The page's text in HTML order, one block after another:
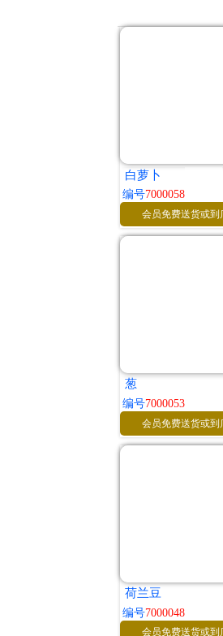
白萝卜
编号7000058
会员免费送货或到
葱
编号7000053
会员免费送货或到
荷兰豆
编号7000048
会员免费送货或到